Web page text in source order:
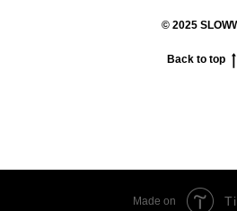
© 2025
Back to top
Made on